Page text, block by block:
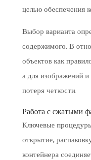
целью обеспечения
Выбор варианта
содержимого. В
объектов как
а для изображений и
потеря четкости.
Работа с сжатыми
Ключевые
открытие,
контейнера